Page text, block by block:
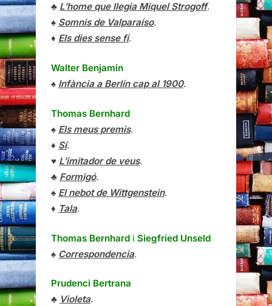
♣ L’home que llegia Miquel Strogoff.
♠ Somnis de Valparaíso.
♦ Els dies sense fi.
Walter Benjamin
♠ Infància a Berlín cap al 1900.
Thomas Bernhard
♠ Els meus premis.
♦ Sí.
♥ L’imitador de veus.
♣ Formigó.
♠ El nebot de Wittgenstein.
♦ Tala.
Thomas Bernhard i Siegfried Unseld
♠ Correspondencia.
Prudenci Bertrana
♣ Violeta.